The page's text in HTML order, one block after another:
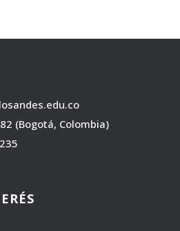
(Bogotá, Colombia)